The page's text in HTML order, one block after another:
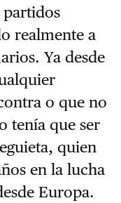
partidos
realmente a
Ya desde
o que no
tenía que ser
quien
en la lucha
Europa.